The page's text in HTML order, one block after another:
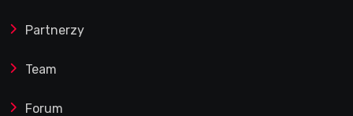
Partnerzy
Team
Forum